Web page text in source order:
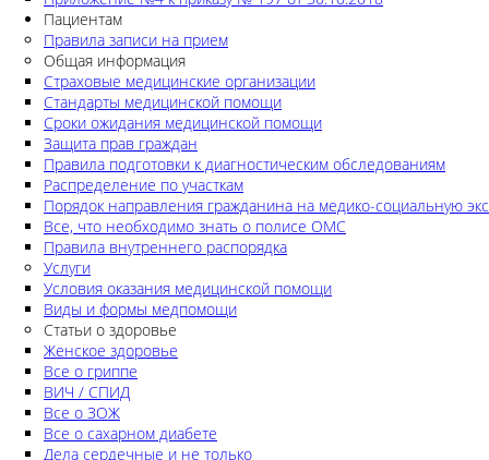
Пациентам
Правила записи на прием
Общая информация
Страховые медицинские организации
Стандарты медицинской помощи
Сроки ожидания медицинской помощи
Защита прав граждан
Правила подготовки к диагностическим обследованиям
Распределение по участкам
Порядок направления гражданина на медико-социальную
Все, что необходимо знать о полисе ОМС
Правила внутреннего распорядка
Услуги
Условия оказания медицинской помощи
Виды и формы медпомощи
Статьи о здоровье
Женское здоровье
Все о гриппе
ВИЧ / СПИД
Все о ЗОЖ
Все о сахарном диабете
Дела сердечные и не только